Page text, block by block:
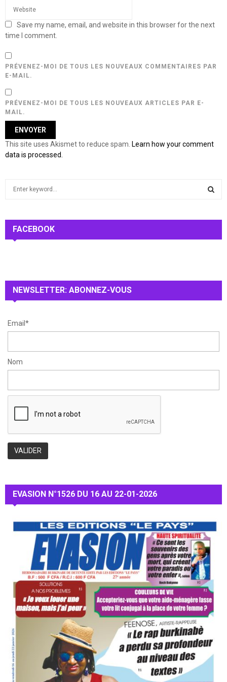
Save my name, email, and website in this browser for the next
time I comment.
PRÉVENEZ-MOI DE TOUS LES NOUVEAUX COMMENTAIRES PAR
E-MAIL.
PRÉVENEZ-MOI DE TOUS LES NOUVEAUX ARTICLES PAR E-
MAIL.
This site uses Akismet to reduce spam. Learn how your comment
data is processed.
:
FACEBOOK
NEWSLETTER: ABONNEZ-VOUS
Email*
Nom
EVASION N°1526 DU 16 AU 22-01-2026